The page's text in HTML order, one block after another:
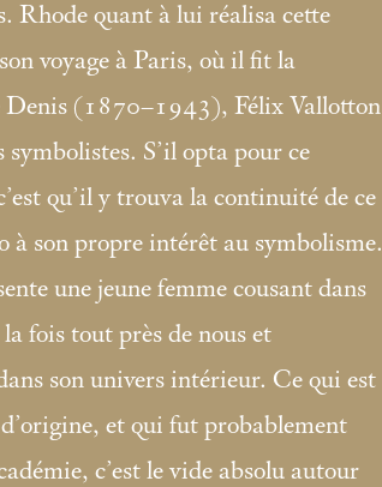
Rhode quant à lui réalisa cette
voyage à Paris, où il fit la
Denis (1870–1943), Félix Vallotton
S’il opta pour ce
qu’il y trouva la continuité de ce
à son propre intérêt au symbolisme.
une jeune femme cousant dans
fois tout près de nous et
son univers intérieur. Ce qui est
et qui fut probablement
c’est le vide absolu autour